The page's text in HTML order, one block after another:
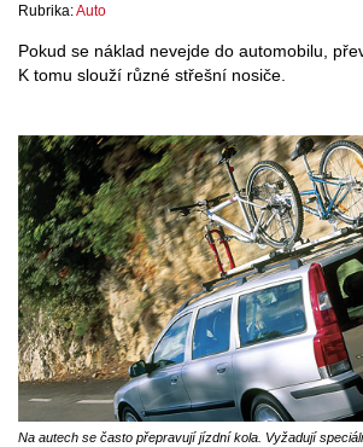
Rubrika:Auto
Pokud se náklad nevejde do automobilu,
K tomu slouží různé střešní nosiče.
Na autech se často přepravují jízdní kola. Vyžadují